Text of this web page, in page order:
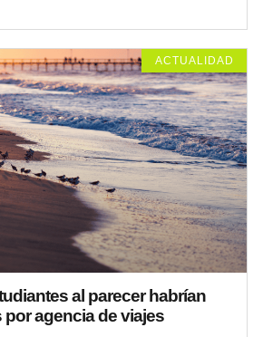
ACTUALIDAD
al parecer habrían
agencia de viajes